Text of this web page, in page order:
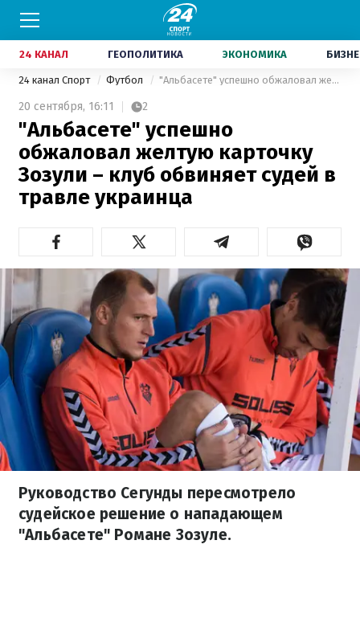
24 КАНАЛ ГЕОПОЛИТИКА ЭКОНОМИКА
24 канал Спорт Футбол "Альбасете" успешно обжаловал желтую карточку Зозули – клуб обвиняет судей в травле украинца
20 сентября, 16:11 2
"Альбасете" успешно
обжаловал желтую карточку
Зозули – клуб обвиняет судей в
травле украинца
Руководство Сегунды пересмотрело
судейское решение о нападающем
"Альбасете" Романе Зозуле.